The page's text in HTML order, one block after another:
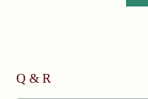
Q & R